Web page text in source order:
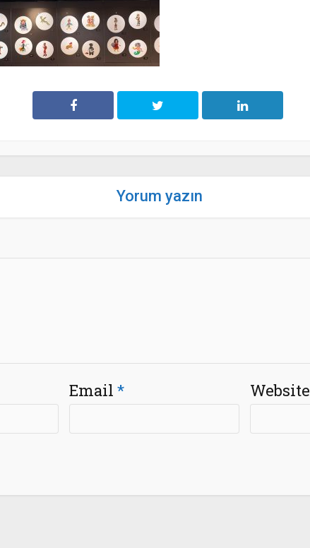
Yorum yazın
Email * Website